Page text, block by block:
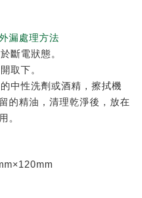
漏處理方法
斷電狀態。
取下。
中性洗劑或酒精，擦拭機
的精油，清理乾淨後，放在
。